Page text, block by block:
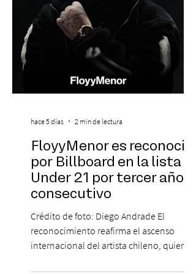
FloyyMenor es reconocido
por Billboard en la lista 21
Under 21 por tercer año
consecutivo
Crédito de foto: Diego Andrade El
reconocimiento reafirma el ascenso
internacional del artista chileno, quien
hace 5 días 2 min de lectura